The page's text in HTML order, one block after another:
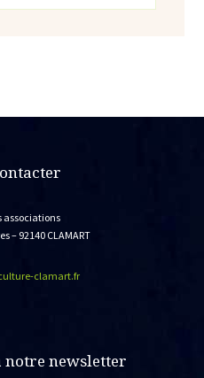
associations
– 92140 CLAMART
clamart.fr
notre newsletter